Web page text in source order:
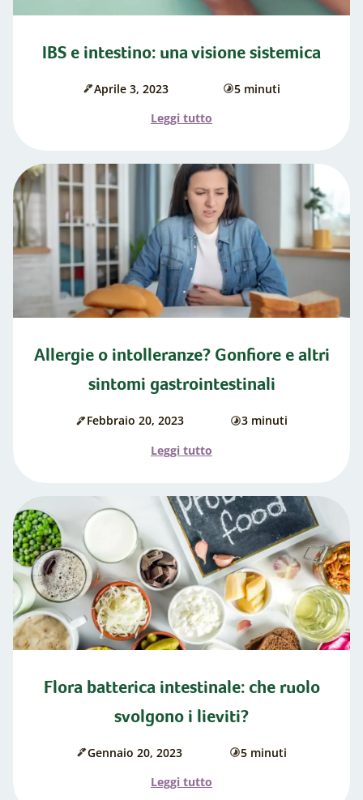
dell’orto
IBS e intestino: una visione sistemica
Data
pubblicazione:
Aprile 3, 2023 5 minuti
di
Leggi tutto
intestino:
una
visione
sistemica"
Allergie o intolleranze? Gonfiore e altri
sintomi gastrointestinali
Data
pubblicazione:
Febbraio 20, 2023 3 minuti
di
Leggi tutto
intolleranze?
Gonfiore
e
altri
sintomi
gastrointestinali"
Flora batterica intestinale: che ruolo
svolgono i lieviti?
Data
pubblicazione:
Gennaio 20, 2023 5 minuti
di
Leggi tutto